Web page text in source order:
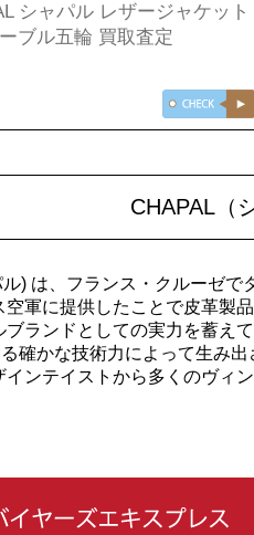
シャパル レザージャケット
ブル五輪 買取査定
CHAPAL（
) は、フランス・クルーゼ
軍に提供したことで皮革製
ランドとしての実力を蓄え
確かな技術力によって生み
ンテイストから多くのヴィ